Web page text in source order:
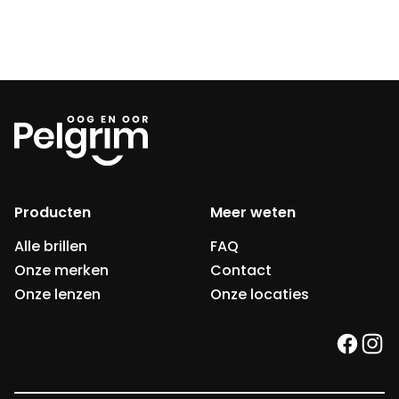
Producten
Alle brillen
Onze merken
Onze lenzen
Meer weten
FAQ
Contact
Onze locaties